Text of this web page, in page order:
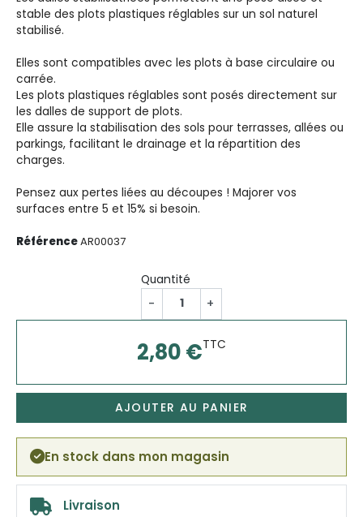
stable des plots plastiques réglables sur un sol naturel
stabilisé.
Elles sont compatibles avec les plots à base circulaire ou
carrée.
Les plots plastiques réglables sont posés directement sur
les dalles de support de plots.
Elle assure la stabilisation des sols pour terrasses, allées ou
parkings, facilitant le drainage et la répartition des
charges.
Pensez aux pertes liées au découpes ! Majorer vos
surfaces entre 5 et 15% si besoin.
RéférenceAR00037
Quantité
- +
2,80 €TTC
AJOUTER AU PANIER
En stock dans mon magasin
Livraison